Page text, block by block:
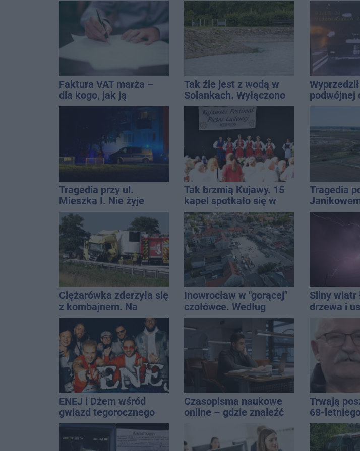
Faktura VAT marża –
dla kogo, jak ją
wystawić i jak rozliczyć
Tak źle jest z wodą w
Solankach. Wyłączono
fontannę i zaplanowano
dolewkę
podwójnej
Tragedia przy ul.
Mieszka I. Nie żyje
osoba, która wypadła z
czwartego piętra
Tak brzmią Kujawy. 15
kapel spotkało się w
Solankach
Tragedia
znaleziono
Ciężarówka zderzyła się
z kombajnem. Na
miejscu lądował
śmigłowiec LPR
Inowrocław w "gorącej"
czołówce. Według
analizy Onetu nasze
miasto jest jednym z
najbardziej narażonych
na upały
Silny wiatr
drzewa i
dach. To
ENEJ i Dżem wśród
gwiazd tegorocznego
święta miasta
Czasopisma naukowe
online – gdzie znaleźć
publikacje?
Trwają
68-
Kucały